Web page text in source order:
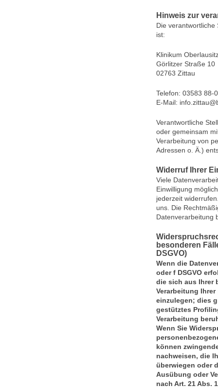
Hinweis zur
Die
ist:
Klinikum
Görlitzer Straße 10
02763 Zittau
Telefon: 03583 88-0
E-Mail:
Verantwortliche
oder gemeinsam
Verarbeitung von
Adressen o. Ä.)
Widerruf Ihrer
Viele
Einwilligung
jederzeit
uns. Die
Datenverarbeitung
besonderen
DSGVO)
Wenn die
oder f DSGVO
die sich aus Ihrer
Verarbeitung
einzulegen; dies
gestütztes
Verarbeitung
Wenn Sie
können
nachweisen, die
überwiegen oder
Ausübung oder
nach Art. 21 Abs.